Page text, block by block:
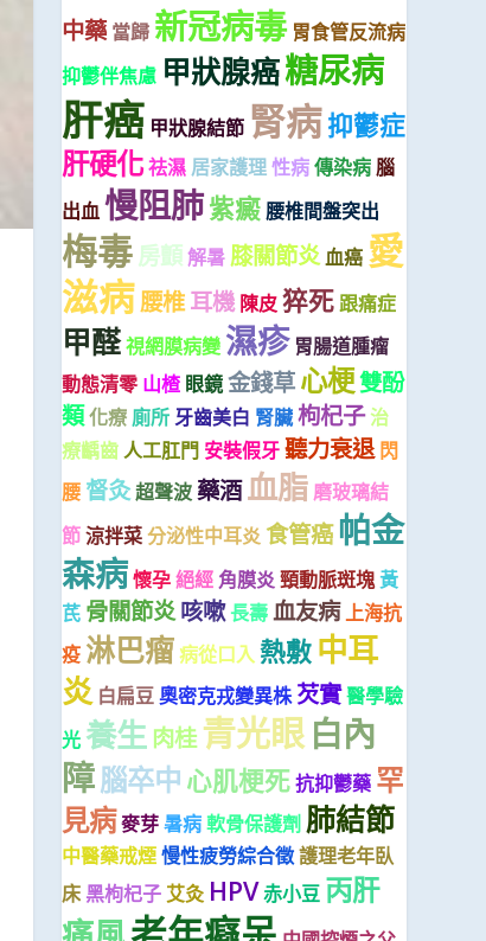
中藥 當歸 新冠病毒 胃食管反流病
抑鬱伴焦慮 甲狀腺癌糖尿病
肝癌 甲狀腺結節 腎病抑鬱症
肝硬化祛濕 居家護理性病傳染病腦
出血慢阻肺紫癜腰椎間盤突出
梅毒房顫解暑 膝關節炎血癌 愛
滋病腰椎耳機 陳皮猝死跟痛症
甲醛視網膜病變 濕疹 胃腸道腫瘤
動態清零 山楂 眼鏡金錢草心梗雙酚
類化療 廁所牙齒美白 腎臟枸杞子治
療齲齒人工肛門 安裝假牙聽力衰退 閃
腰 督灸超聲波藥酒血脂 磨玻璃結
節涼拌菜分泌性中耳炎 食管癌帕金
森病懷孕絕經 角膜炎頸動脈斑塊黃
芪 骨關節炎咳嗽長壽血友病上海抗
疫 淋巴瘤病從口入熱敷 中耳
炎 白扁豆奧密克戎變異株 芡實醫學驗
光 養生 肉桂青光眼 白內
障腦卒中 心肌梗死抗抑鬱藥 罕
見病麥芽暑病軟骨保護劑 肺結節
中醫藥戒煙慢性疲勞綜合徵護理老年臥
床 黑枸杞子 艾灸 HPV赤小豆 丙肝